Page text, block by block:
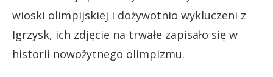
wioski olimpijskiej i dożywotnio wykluczeni z
Igrzysk, ich zdjęcie na trwałe zapisało się w
historii nowożytnego olimpizmu.